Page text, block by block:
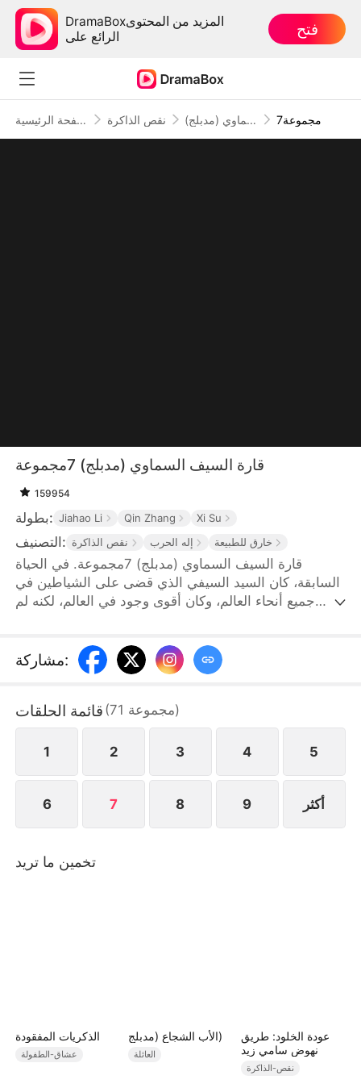
DramaBoxالمزيد من المحتوى
الرائع على
فتح
الصفحة الرئيسية نقص الذاكرة قارة السيف السماوي (مدبلج) 7مجموعة
قارة السيف السماوي (مدبلج) 7مجموعة
159954
بطولة: Jiahao Li Qin Zhang Xi Su
التصنيف: نقص الذاكرة إله الحرب خارق للطبيعة
قارة السيف السماوي (مدبلج) 7مجموعة. في الحياة
السابقة، كان السيد السيفي الذي قضى على الشياطين في
جميع أنحاء العالم، وكان أقوى وجود في العالم، لكنه لم
الحجر واستهلك السيد السيفي كل طاقته ومات. لكن روحه
لم تمت، وانتقل إلى جسد شخص غير قادر على تكوين
حياته الأسطورية
مشاركة:
قائمة الحلقات (71 مجموعة)
1 2 3 4 5
6 7 8 9 أكثر
تخمين ما تريد
الذكريات المفقودة
عشاق-الطفولة
الأب الشجاع (مدبلج)
العائلة
عودة الخلود: طريق
نهوض سامي زيد
نقص-الذاكرة